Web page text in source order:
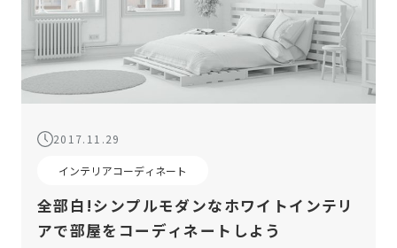
2017.11.29
インテリアコーディネート
全部白!シンプルモダンなホワイトインテリ
アで部屋をコーディネートしよう